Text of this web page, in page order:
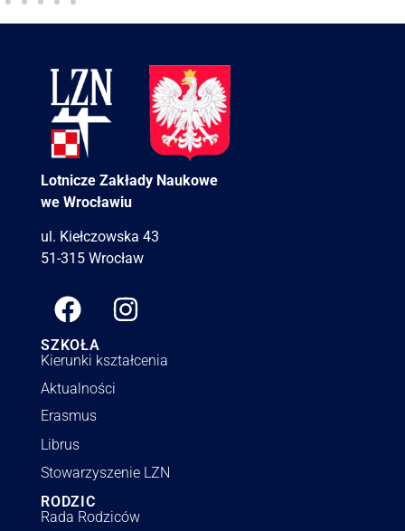
Lotnicze Zakłady Naukowe
we Wrocławiu
ul. Kiełczowska 43
51-315 Wrocław
SZKOŁA
Kierunki kształcenia
Aktualności
Erasmus
Librus
Stowarzyszenie LZN
RODZIC
Rada Rodziców